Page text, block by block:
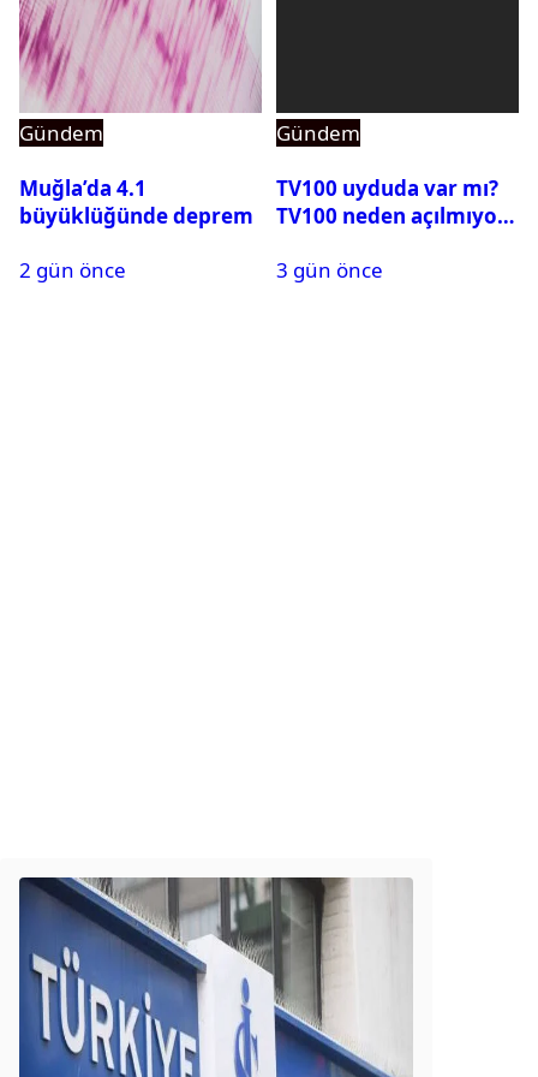
Gündem
Muğla’da 4.1
büyüklüğünde deprem
2 gün önce
Gündem
TV100 uyduda var mı?
TV100 neden açılmıyor?
3 gün önce